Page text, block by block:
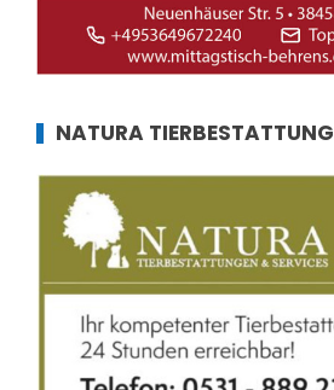
NATURA TIERBESTATTUNG